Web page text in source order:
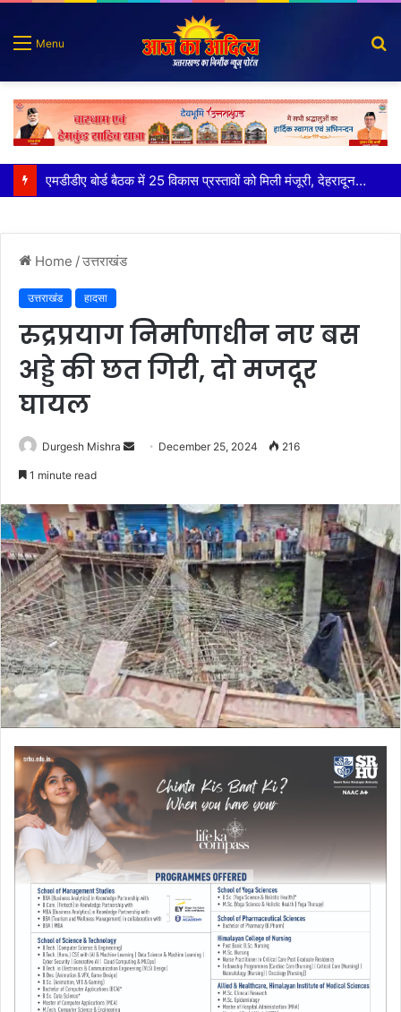
Menu
कृष्णा हाउसकीपिंग के मालिक दीपक जायसवाल विनोद नौटियाल आदि पर मुकदमा दर्ज
Home /उत्तराखंड
उत्तराखंड हादसा
रुद्रप्रयाग निर्माणाधीन नए बस
अड्डे की छत गिरी, दो मजदूर
घायल
Durgesh Mishra
Send December 25, 2024 216
1 minute read